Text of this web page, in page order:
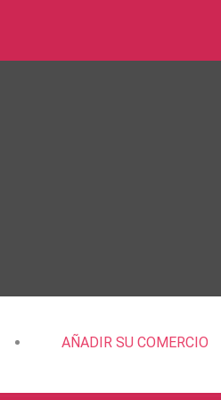
AÑADIR SU COMERCIO